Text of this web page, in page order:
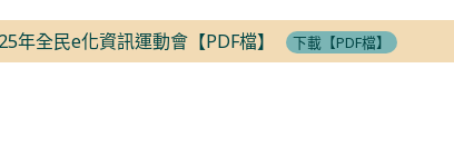
年全民e化資訊運動會【PDF檔】 下載【PDF檔】